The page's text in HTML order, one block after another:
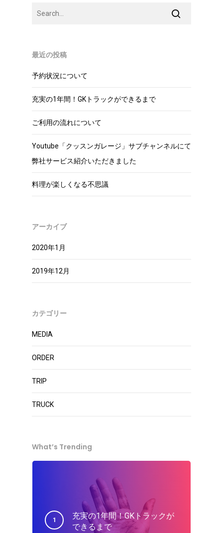
最近の投稿
予約状況について
充実の1年間！GKトラックができるまで
ご利用の流れについて
Youtube「クッスンガレージ」サブチャンネルにて
弊社サービス紹介いただきました
料理が楽しくなる不思議
アーカイブ
2020年1月
2019年12月
カテゴリー
MEDIA
ORDER
TRIP
TRUCK
What’s Trending
充実の1年間！GKトラックが
できるまで